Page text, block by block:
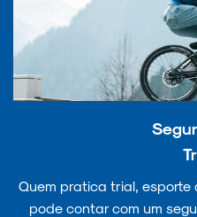
Quem pratica trial, esporte
pode contar com um